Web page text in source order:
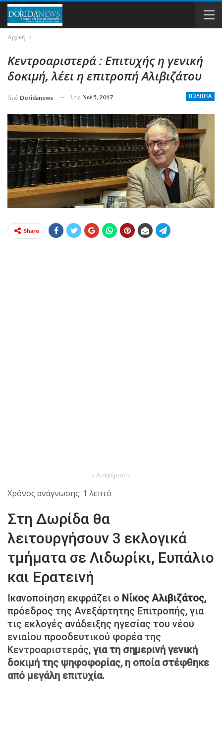
Αρχική
Κεντροαριστερά : Επιτυχής η γενική
δοκιμή, λέει η επιτροπή Αλιβιζάτου
ΠΟΛΙΤΙΚΑ
Από Doridanews Στις Νοέ 5, 2017
Share
- Διαφήμιση -
Χρόνος ανάγνωσης: 1 λεπτό
Στη Δωρίδα θα
λειτουργήσουν 3 εκλογικά
τμήματα σε Λιδωρίκι, Ευπάλιο
και Ερατεινή
Ικανοποίηση εκφράζει ο Νίκος Αλιβιζάτος,
πρόεδρος της Ανεξάρτητης Επιτροπής, για
τις εκλογές ανάδειξης ηγεσίας του νέου
ενιαίου προοδευτικού φορέα της
Κεντροαριστεράς, για τη σημερινή γενική
δοκιμή της ψηφοφορίας, η οποία στέφθηκε
από μεγάλη επιτυχία.